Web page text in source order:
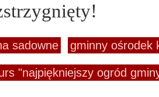
sadowne gminny ośrodek
"najpiękniejszy ogród